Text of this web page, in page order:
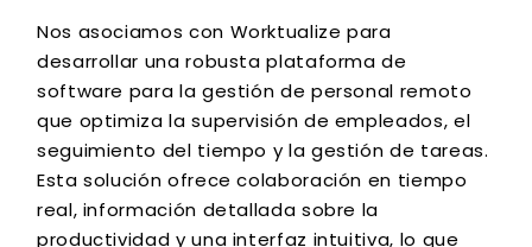
Nos asociamos con Worktualize para
desarrollar una robusta plataforma de
software para la gestión de personal remoto
que optimiza la supervisión de empleados, el
seguimiento del tiempo y la gestión de tareas.
Esta solución ofrece colaboración en tiempo
real, información detallada sobre la
productividad y una interfaz intuitiva, lo que